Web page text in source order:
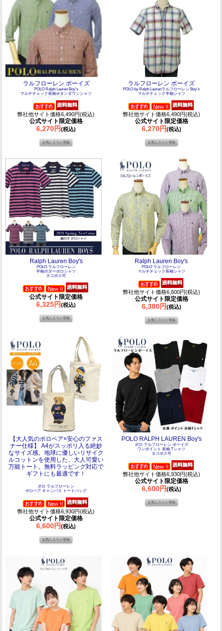
ラルフローレン ボーイズ
POLO Ralph Lauren Boy's
マルチチェック長袖ボタンダウンシャツ
弊社他サイト価格6,490円(税込)
公式サイト限定価格
6,270円(税込)
ラルフローレン ボーイズ
POLO by Ralph Laurenラルフローレン Boy's
マルチチェック半袖シャツ
弊社他サイト価格6,490円(税込)
公式サイト限定価格
6,270円(税込)
Ralph Lauren Boy's
POLO ラルフローレン
半袖ボダーポロシャツ
ネコポス可
公式サイト限定価格
6,325円(税込)
Ralph Lauren Boy's
POLO ラルフローレン
マルチチェック長袖シャツ
弊社他サイト価格6,600円(税込)
公式サイト限定価格
6,380円(税込)
【大人気のポロベア×安心のファス
ナー仕様】 A4がスッポリ入る絶妙
なサイズ感。地球に優しいリサイク
ルコットンを使用した、大人可愛い
万能トート。無料ラッピング対応で
ギフトにも最適です！
ポロ ラルフローレン
ポロベア キャンパス トートバッグ
弊社他サイト価格6,930円(税込)
公式サイト限定価格
6,600円(税込)
POLO RALPH LAUREN Boy's
ポロ ラルフローレン ボーイズ
ワンポイント 長袖 Tシャツ
ネコポス可
弊社他サイト価格6,930円(税込)
公式サイト限定価格
6,600円(税込)